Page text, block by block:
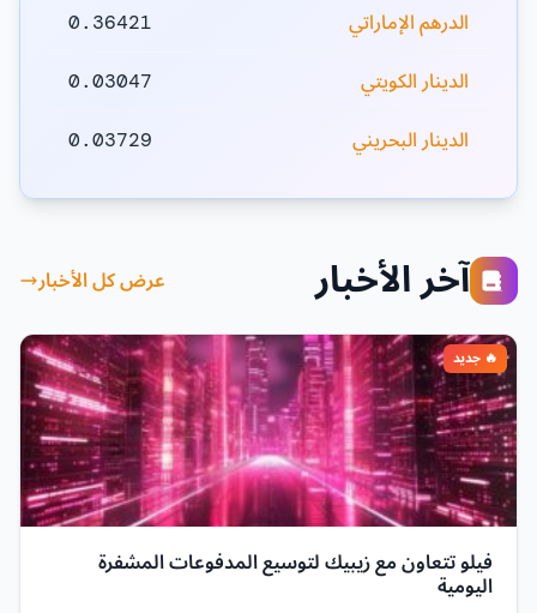
الدرهم الإماراتي 0.36421
الدينار الكويتي 0.03047
الدينار البحريني 0.03729
آخر الأخبار عرض كل الأخبار
فيلو تتعاون مع زيبيك لتوسيع المدفوعات المشفرة
اليومية